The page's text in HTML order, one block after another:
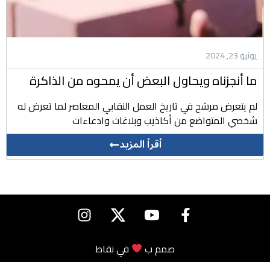
يونيو 23, 2024
ما أنجزناه ويحاول البعض أن يمحوه من الذاكرة
لم يتعرض مرشح في تاريخ العمل النقابي المعاصر لما تعرض له
شخصي المتواضع من أكاذيب وبلاغات وادعاءات
أقرأ المزيد
صمم ب فينقاط